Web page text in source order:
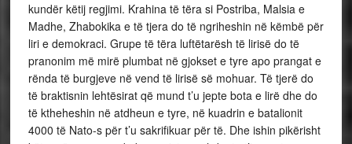
kundër këtij regjimi. Krahina të tëra si Postriba, Malsia e
Madhe, Zhabokika e të tjera do të ngriheshin në këmbë për
liri e demokraci. Grupe të tëra luftëtarësh të lirisë do të
pranonim më mirë plumbat në gjokset e tyre apo prangat e
rënda të burgjeve në vend të lirisë së mohuar. Të tjerë do
të braktisnin lehtësirat që mund t’u jepte bota e lirë dhe do
të ktheheshin në atdheun e tyre, në kuadrin e batalionit
4000 të Nato-s për t’u sakrifikuar për të. Dhe ishin pikërisht